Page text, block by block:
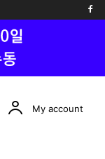
My account